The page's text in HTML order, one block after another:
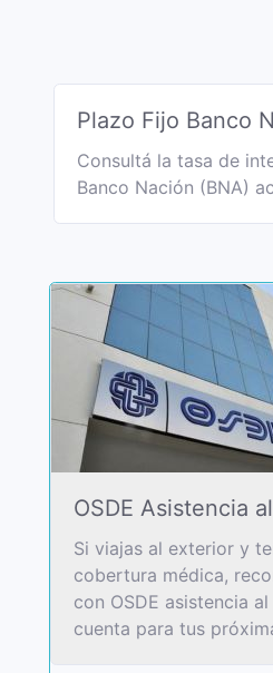
Plazo Fijo Banco
Consultá la tasa de
Banco Nación (BNA)
OSDE Asistencia
Si viajas al exterior y
cobertura médica,
con OSDE asistencia
cuenta para tus